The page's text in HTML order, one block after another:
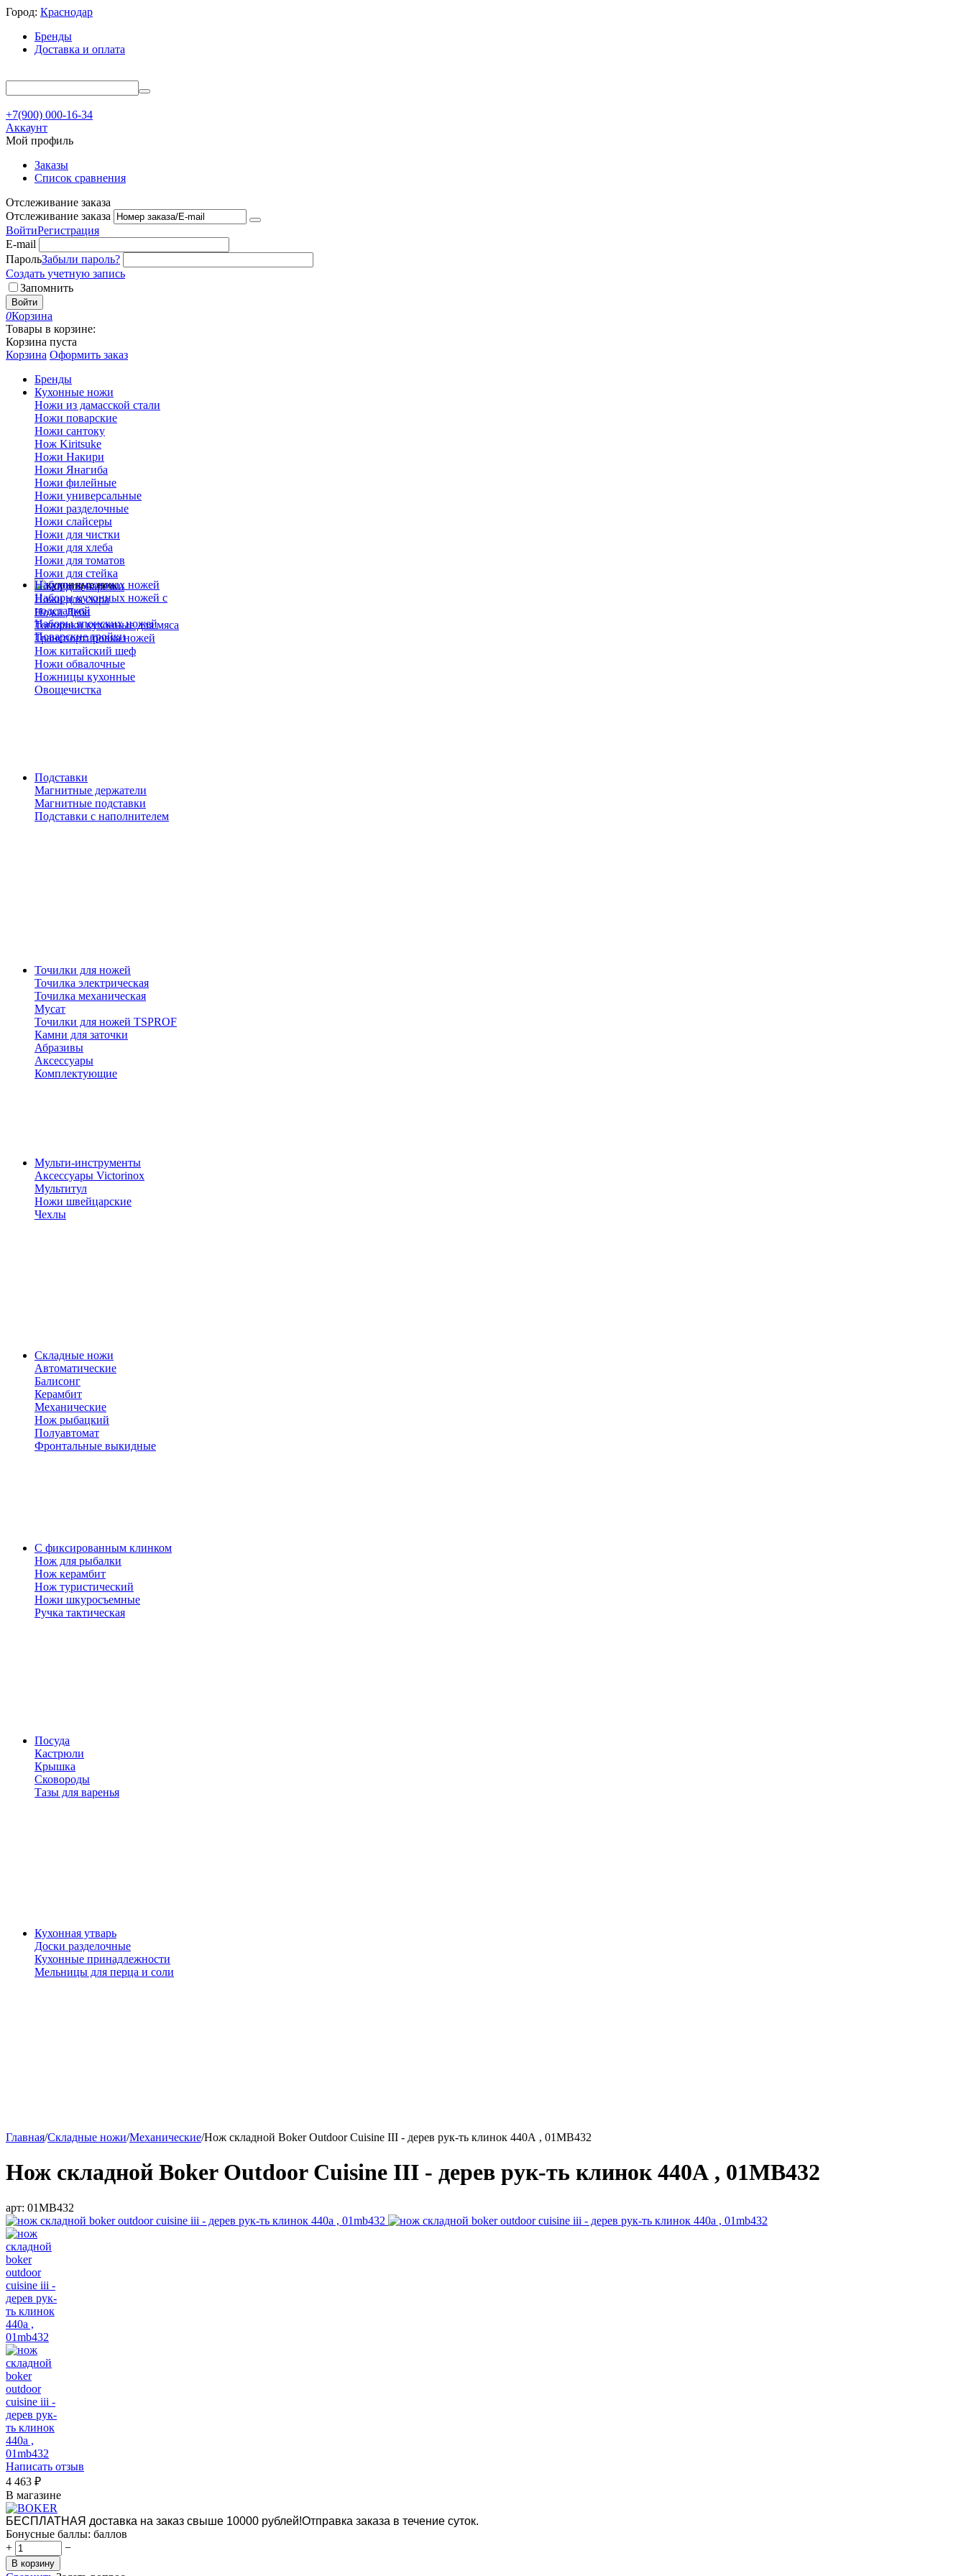
Город: Краснодар
Бренды
Доставка и оплата
+7(900) 000-16-34
Аккаунт
Мой профиль
Заказы
Список сравнения
Отслеживание заказа
Отслеживание заказа
ВойтиРегистрация
E-mail
ПарольЗабыли пароль?
Создать учетную запись
Запомнить
Войти
0Корзина
Товары в корзине:
Корзина пуста
Корзина Оформить заказ
Бренды
Кухонные ножи
Ножи из дамасской стали
Ножи поварские
Ножи сантоку
Нож Kiritsuke
Ножи Накири
Ножи Янагиба
Ножи филейные
Ножи универсальные
Ножи разделочные
Ножи слайсеры
Ножи для чистки
Ножи для хлеба
Ножи для томатов
Ножи для стейка
Ножи для нарезки
Ножи для сыра
Ножи Деба
Топорики кухонные для мяса
Транспортировка ножей
Нож китайский шеф
Ножи обвалочные
Ножницы кухонные
Овощечистка
Наборы кухонных ножей
Наборы кухонных ножей с
подставкой
Наборы японских ножей
Поварские тройки
Подставки
Магнитные держатели
Магнитные подставки
Подставки с наполнителем
Точилки для ножей
Точилка электрическая
Точилка механическая
Мусат
Точилки для ножей TSPROF
Камни для заточки
Абразивы
Аксессуары
Комплектующие
Мульти-инструменты
Аксессуары Victorinox
Мультитул
Ножи швейцарские
Чехлы
Складные ножи
Автоматические
Балисонг
Керамбит
Механические
Нож рыбацкий
Полуавтомат
Фронтальные выкидные
С фиксированным клинком
Нож для рыбалки
Нож керамбит
Нож туристический
Ножи шкуросъемные
Ручка тактическая
Посуда
Кастрюли
Крышка
Сковороды
Тазы для варенья
Кухонная утварь
Доски разделочные
Кухонные принадлежности
Мельницы для перца и соли
Главная/Складные ножи/Механические/Нож складной Boker Outdoor Cuisine III - дерев рук-ть клинок 440А , 01MB432
Нож складной Boker Outdoor Cuisine III - дерев рук-ть клинок 440А , 01MB432
арт: 01MB432
Написать отзыв
4 463 ₽
В магазине
БЕСПЛАТНАЯ доставка на заказ свыше 10000 рублей!Отправка заказа в течение суток.
Бонусные баллы: баллов
+
−
В корзину